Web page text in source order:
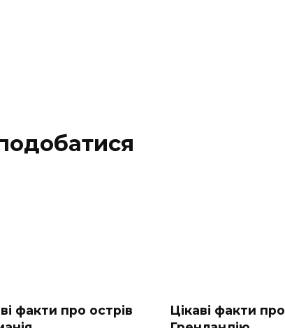
факти про острів
Цікаві факти про